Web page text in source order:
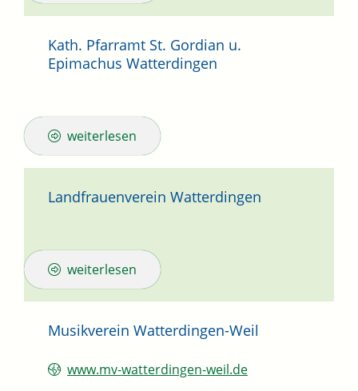
Kath. Pfarramt St. Gordian u.
Epimachus Watterdingen
weiterlesen
Landfrauenverein Watterdingen
weiterlesen
Musikverein Watterdingen-Weil
www.mv-watterdingen-weil.de